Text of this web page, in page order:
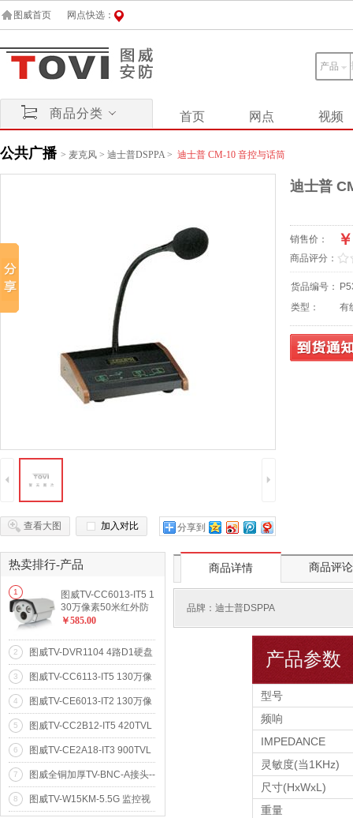
图威首页 网点快选：
产品
商品分类 首页 网点 视频
公共广播 > 麦克风 > 迪士普DSPPA > 迪士普 CM-10 音控与话筒
4 5
查看大图 加入对比 分享到
迪士普
销售价：
商品评分： /
.
货品编号：
类型：
有
热卖排行-产品
图威TV-CC6013-IT5 1
30万像素50米红外防
水网络高清摄像机(96
￥585.00
1
图威TV-DVR1104 4路D1硬盘
录像机(VGA)(SATA*1)
2
图威TV-CC6113-IT5 130万像
素50米红外防水网络高清摄像
机(960p)
3
图威TV-CE6013-IT2 130万像
素20米红外阵列网络高清摄像
机(960p)
4
图威TV-CC2B12-IT5 420TVL
50米点阵红外摄像机(1/4"Son
y CCD)
5
图威TV-CE2A18-IT3 900TVL
高清30米红外半球摄像机(1/
4"CMOS IR-CUT 低照度)
6
图威全铜加厚TV-BNC-A接头--
全铜Q9头
7
图威TV-W15KM-5.5G 监控视
频10公里无线网络传输器
8
商品详情 商品评论
品牌： 迪士普DSPPA
产品参数
型号
频响
IMPEDANCE
灵敏度(当1KHz)
尺寸(HxWxL)
重量